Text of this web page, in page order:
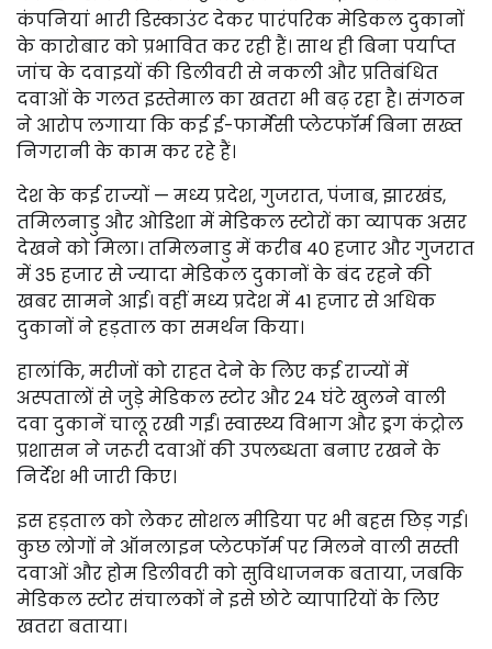
कंपनियां भारी डिस्काउंट देकर पारंपरिक मेडिकल दुकानों
के कारोबार को प्रभावित कर रही हैं। साथ ही बिना पर्याप्त
जांच के दवाइयों की डिलीवरी से नकली और प्रतिबंधित
दवाओं के गलत इस्तेमाल का खतरा भी बढ़ रहा है। संगठन
ने आरोप लगाया कि कई ई-फार्मेसी प्लेटफॉर्म बिना सख्त
निगरानी के काम कर रहे हैं।
देश के कई राज्यों — मध्य प्रदेश, गुजरात, पंजाब, झारखंड,
तमिलनाडु और ओडिशा में मेडिकल स्टोरों का व्यापक असर
देखने को मिला। तमिलनाडु में करीब 40 हजार और गुजरात
में 35 हजार से ज्यादा मेडिकल दुकानों के बंद रहने की
खबर सामने आई। वहीं मध्य प्रदेश में 41 हजार से अधिक
दुकानों ने हड़ताल का समर्थन किया।
हालांकि, मरीजों को राहत देने के लिए कई राज्यों में
अस्पतालों से जुड़े मेडिकल स्टोर और 24 घंटे खुलने वाली
दवा दुकानें चालू रखी गईं। स्वास्थ्य विभाग और ड्रग कंट्रोल
प्रशासन ने जरूरी दवाओं की उपलब्धता बनाए रखने के
निर्देश भी जारी किए।
इस हड़ताल को लेकर सोशल मीडिया पर भी बहस छिड़ गई।
कुछ लोगों ने ऑनलाइन प्लेटफॉर्म पर मिलने वाली सस्ती
दवाओं और होम डिलीवरी को सुविधाजनक बताया, जबकि
मेडिकल स्टोर संचालकों ने इसे छोटे व्यापारियों के लिए
खतरा बताया।